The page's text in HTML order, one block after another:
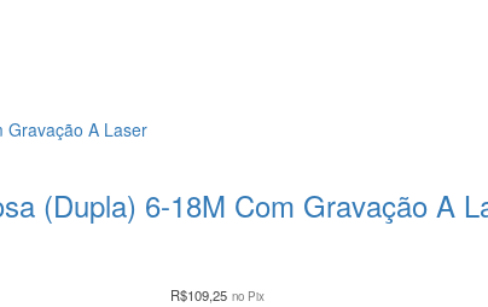
(Dupla) 6-18M Com Gravação A
R$109,25 no Pix